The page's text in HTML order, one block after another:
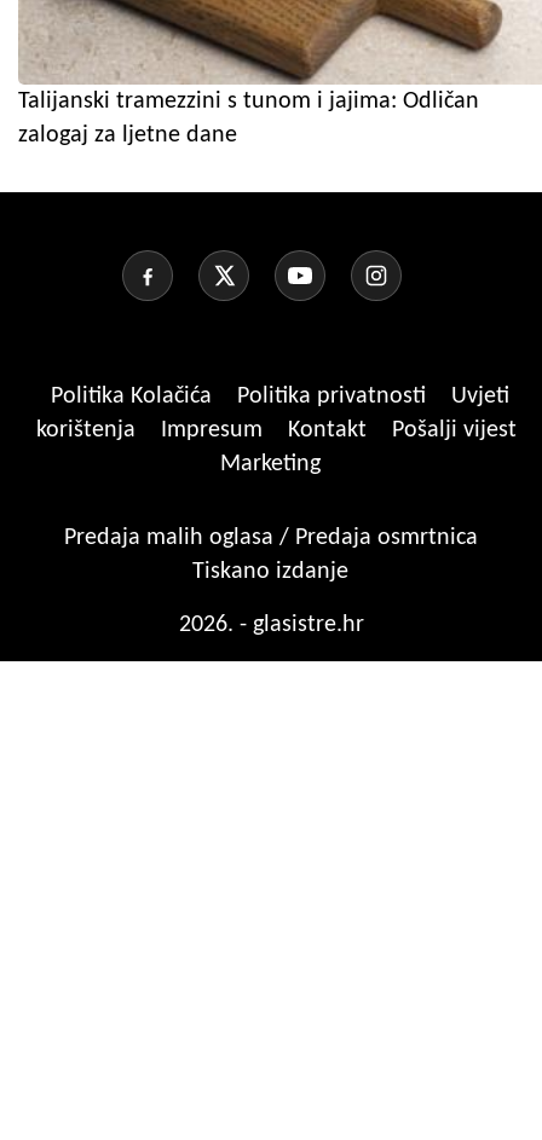
Talijanski tramezzini s tunom i jajima: Odličan
zalogaj za ljetne dane
Politika Kolačića Politika privatnosti
Uvjeti
korištenja
Impresum Kontakt
Pošalji vijest
Marketing
Predaja malih oglasa / Predaja osmrtnica
Tiskano izdanje
2026. - glasistre.hr